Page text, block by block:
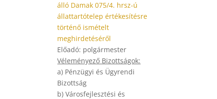
álló Damak 075/4. hrsz-ú
állattartótelep értékesítésre
történő ismételt
meghirdetéséről
Előadó: polgármester
Véleményező Bizottságok:
a) Pénzügyi és Ügyrendi
Bizottság
b) Városfejlesztési és